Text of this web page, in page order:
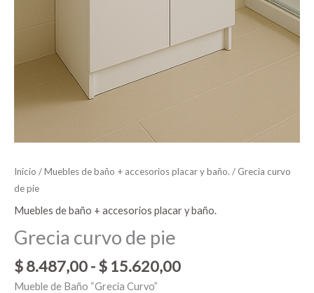
Inicio /Muebles de baño + accesorios placar y baño. / Grecia curvo
de pie
Muebles de baño + accesorios placar y baño.
Grecia curvo de pie
$8.487,00-$ 15.620,00
Mueble de Baño “Grecia Curvo”